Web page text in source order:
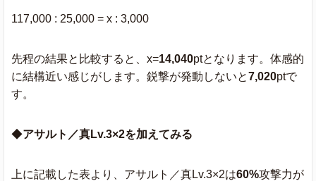
117,000 : 25,000 = x : 3,000
先程の結果と比較すると、x=14,040ptとなります。体感的
に結構近い感じがします。鋭撃が発動しないと7,020ptで
す。
◆アサルト／真Lv.3×2を加えてみる
上に記載した表より、アサルト／真Lv.3×2は60%攻撃力が